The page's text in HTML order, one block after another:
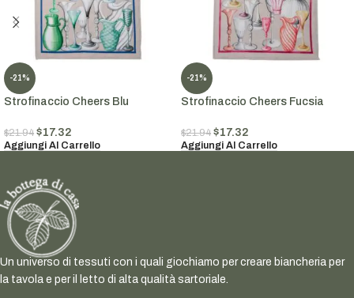
-21%
Strofinaccio Cheers Blu
$21.94 $17.32
Aggiungi Al Carrello
-21%
Strofinaccio Cheers Fucsia
$21.94 $17.32
Aggiungi Al Carrello
Un universo di tessuti con i quali giochiamo per creare biancheria per
la tavola e per il letto di alta qualità sartoriale.